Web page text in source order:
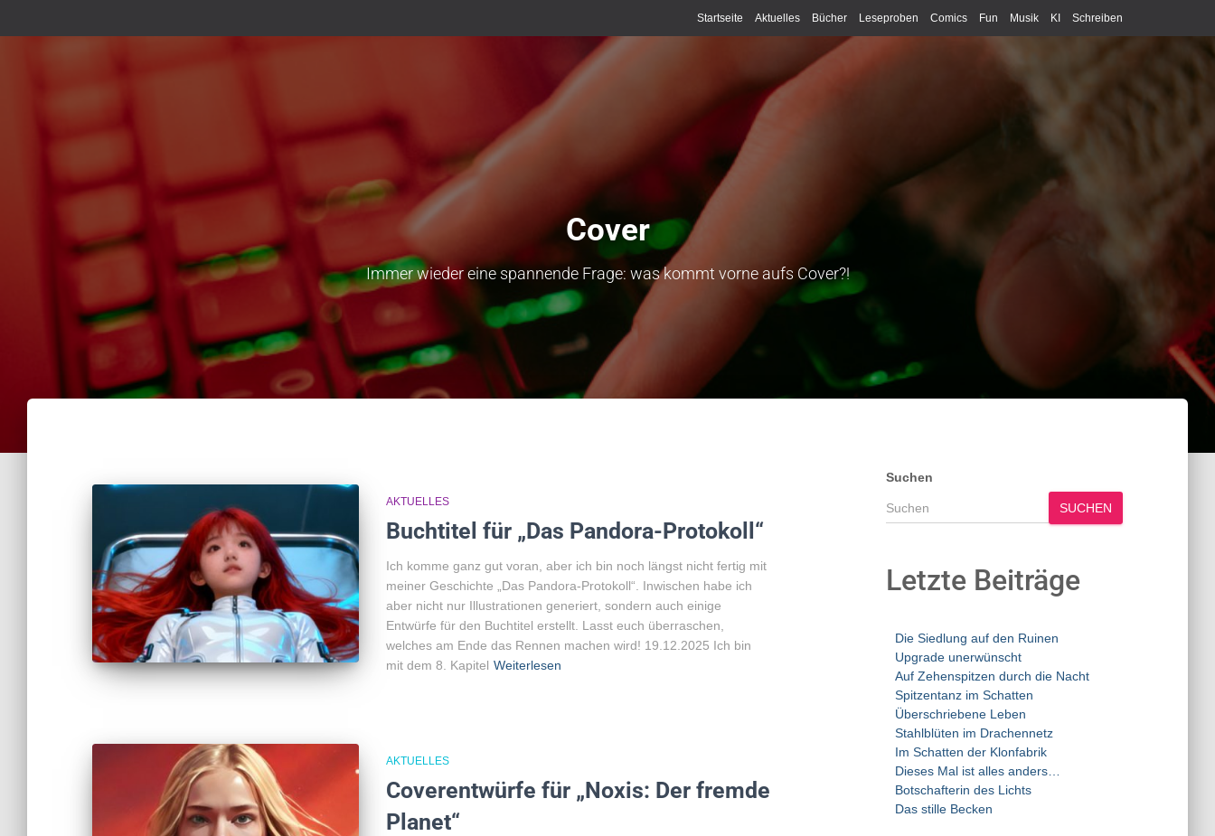
Startseite Aktuelles Bücher Leseproben Comics Fun Musik KI Schreiben
Cover
Immer wieder eine spannende Frage: was kommt vorne aufs Cover?!
AKTUELLES
Buchtitel für „Das Pandora-Protokoll“
Ich komme ganz gut voran, aber ich bin noch längst nicht fertig mit
meiner Geschichte „Das Pandora-Protokoll“. Inwischen habe ich
aber nicht nur Illustrationen generiert, sondern auch einige
Entwürfe für den Buchtitel erstellt. Lasst euch überraschen,
welches am Ende das Rennen machen wird! 19.12.2025 Ich bin
mit dem 8. Kapitel Weiterlesen
AKTUELLES
Coverentwürfe für „Noxis: Der fremde
Planet“
Suchen
SUCHEN
Letzte Beiträge
Die Siedlung auf den Ruinen
Upgrade unerwünscht
Auf Zehenspitzen durch die Nacht
Spitzentanz im Schatten
Überschriebene Leben
Stahlblüten im Drachennetz
Im Schatten der Klonfabrik
Dieses Mal ist alles anders…
Botschafterin des Lichts
Das stille Becken